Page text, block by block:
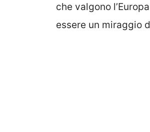
che valgono
essere un miraggio